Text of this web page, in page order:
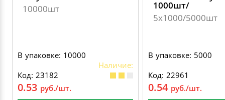
10000шт
В упаковке: 10000
Наличие:
Код: 23182
0.53 руб./шт.
1000шт/
5х1000/5000шт
В упаковке: 5000
Код: 22961
0.54 руб./шт.